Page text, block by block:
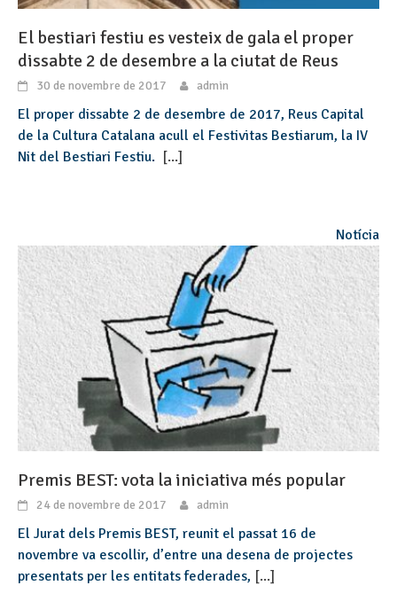
El bestiari festiu es vesteix de gala el proper
dissabte 2 de desembre a la ciutat de Reus
30 de novembre de 2017 admin
El proper dissabte 2 de desembre de 2017, Reus Capital
de la Cultura Catalana acull el Festivitas Bestiarum, la IV
Nit del Bestiari Festiu. [...]
Notícia
Premis BEST: vota la iniciativa més popular
24 de novembre de 2017 admin
El Jurat dels Premis BEST, reunit el passat 16 de
novembre va escollir, d’entre una desena de projectes
presentats per les entitats federades, [...]